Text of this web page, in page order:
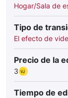
Hogar/Sala de
Tipo de
El efecto de
Precio de la
3
Tiempo de